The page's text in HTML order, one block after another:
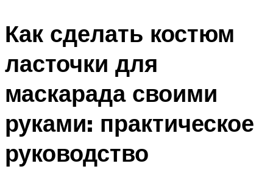
Как сделать костюм
ласточки для
маскарада своими
руками: практическое
руководство